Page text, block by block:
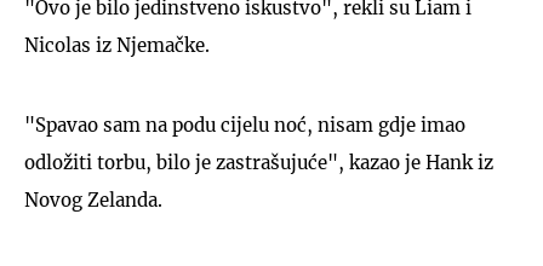
"Ovo je bilo jedinstveno iskustvo", rekli su Liam i
Nicolas iz Njemačke.
"Spavao sam na podu cijelu noć, nisam gdje imao
odložiti torbu, bilo je zastrašujuće", kazao je Hank iz
Novog Zelanda.